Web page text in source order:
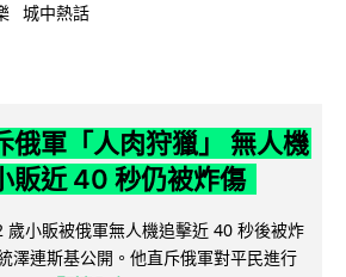
城中熱話
俄軍「人肉狩獵」 無人機
販近 40 秒仍被炸傷
歲小販被俄軍無人機追擊近 40 秒後被炸
澤連斯基公開。他直斥俄軍對平民進行